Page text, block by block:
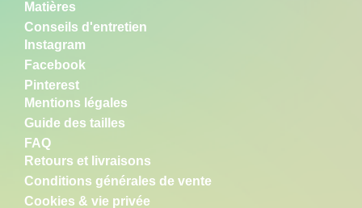
Matières
Conseils d'entretien
Instagram
Facebook
Pinterest
Mentions légales
Guide des tailles
FAQ
Retours et livraisons
Conditions générales de vente
Cookies & vie privée
E
a
i
l